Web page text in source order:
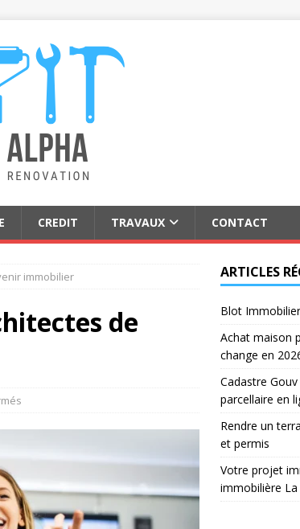
CREDIT TRAVAUX CONTACT
immobilier
de
ARTICLES
Blot
Achat maison
change en
Cadastre
parcellaire en
Rendre un
et permis
Votre projet
immobilière La